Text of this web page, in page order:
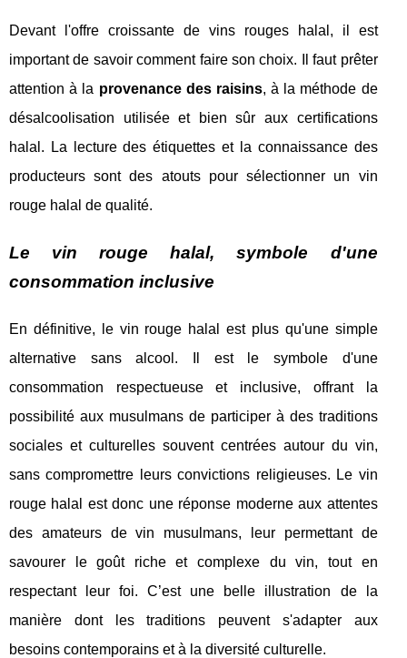
Devant l'offre croissante de vins rouges halal, il est
important de savoir comment faire son choix. Il faut prêter
attention à la provenance des raisins, à la méthode de
désalcoolisation utilisée et bien sûr aux certifications
halal. La lecture des étiquettes et la connaissance des
producteurs sont des atouts pour sélectionner un vin
rouge halal de qualité.
Le vin rouge halal, symbole d'une
consommation inclusive
En définitive, le vin rouge halal est plus qu'une simple
alternative sans alcool. Il est le symbole d'une
consommation respectueuse et inclusive, offrant la
possibilité aux musulmans de participer à des traditions
sociales et culturelles souvent centrées autour du vin,
sans compromettre leurs convictions religieuses. Le vin
rouge halal est donc une réponse moderne aux attentes
des amateurs de vin musulmans, leur permettant de
savourer le goût riche et complexe du vin, tout en
respectant leur foi. C’est une belle illustration de la
manière dont les traditions peuvent s'adapter aux
besoins contemporains et à la diversité culturelle.